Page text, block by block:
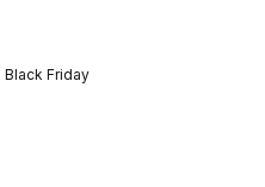
Black Friday